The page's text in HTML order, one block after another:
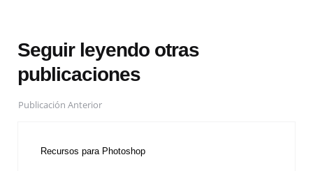
Seguir leyendo otras
publicaciones
Publicación Anterior
Recursos para Photoshop